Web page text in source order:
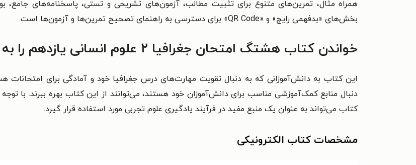
همراه مثال، تمرین‌های متنوع برای تثبیت مطالب، آزمون‌های تشریحی و تستی، پاسخنامه‌های جامع،
بخش‌های «بدفهمی رایج» و «QR Code» برای دسترسی به راهنمای تصحیح تمرین‌ها و آزمون‌ها است.
خواندن کتاب هشتگ امتحان جغرافیا ۲ علوم انسانی یازدهم را به چه کسانی پیشنهاد می‌کنیم
این کتاب به دانش‌آموزانی که به دنبال تقویت مهارت‌های درس جغرافیا خود و آمادگی برای امتحانات
دنبال منابع کمک‌آموزشی مناسب برای دانش‌آموزان خود هستند، می‌توانند از این کتاب بهره ببرند. با
کتاب می‌تواند به عنوان یک منبع مفید در فرآیند یادگیری علوم تجربی مورد استفاده قرار گیرد.
مشخصات کتاب الکترونیکی